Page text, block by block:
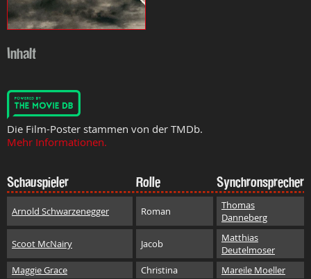
Inhalt
Die Film-Poster stammen von der TMDb.
Mehr Informationen.
Schauspieler Rolle Synchronsprecher
Arnold Schwarzenegger Roman
Thomas
Danneberg
Scoot McNairy Jacob
Matthias
Deutelmoser
Maggie Grace
Christina
Mareile Moeller